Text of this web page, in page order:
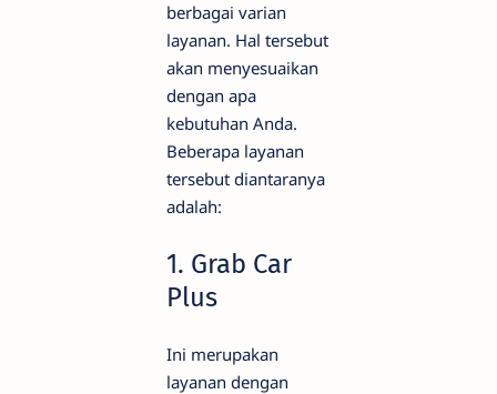
berbagai varian
layanan. Hal tersebut
akan menyesuaikan
dengan apa
kebutuhan Anda.
Beberapa layanan
tersebut diantaranya
adalah:
1. Grab Car
Plus
Ini merupakan
layanan dengan